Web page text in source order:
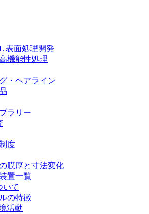
表面処理開発
機能性処理
・ヘアライン
ラリー
度
膜厚と寸法変化
置一覧
いて
の特徴
活動